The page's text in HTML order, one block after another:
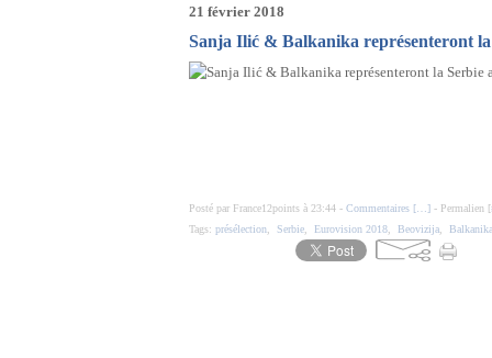
21 février 2018
Sanja Ilić & Balkanika représenteront
Posté par France12points à 23:44 - Commentaires [ ] - Permalien [
Tags: présélection Serbie Eurovision 2018 Beovizija Balkanika